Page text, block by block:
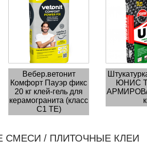
Вебер.ветонит
Комфорт Пауэр фикс
20 кг клей-гель для
керамогранита (класс
С1 ТЕ)
ЮНИС
СМЕСИ / ПЛИТОЧНЫЕ КЛЕИ